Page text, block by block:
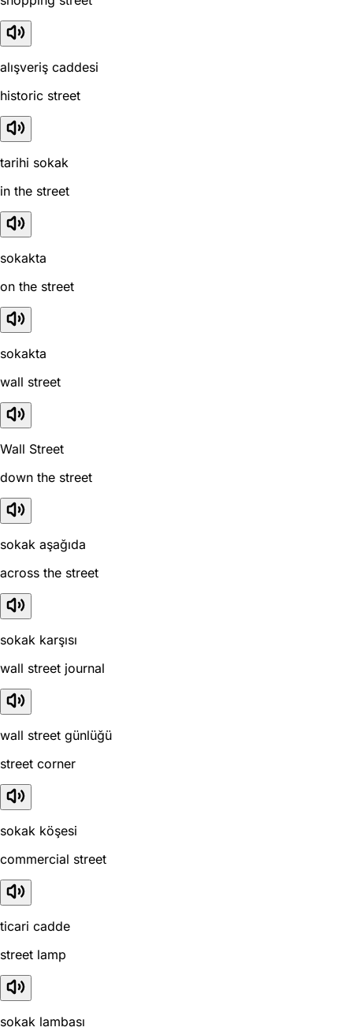
alışveriş caddesi
historic street
tarihi sokak
in the street
sokakta
on the street
sokakta
wall street
Wall Street
down the street
sokak aşağıda
across the street
sokak karşısı
wall street journal
wall street günlüğü
street corner
sokak köşesi
commercial street
ticari cadde
street lamp
sokak lambası